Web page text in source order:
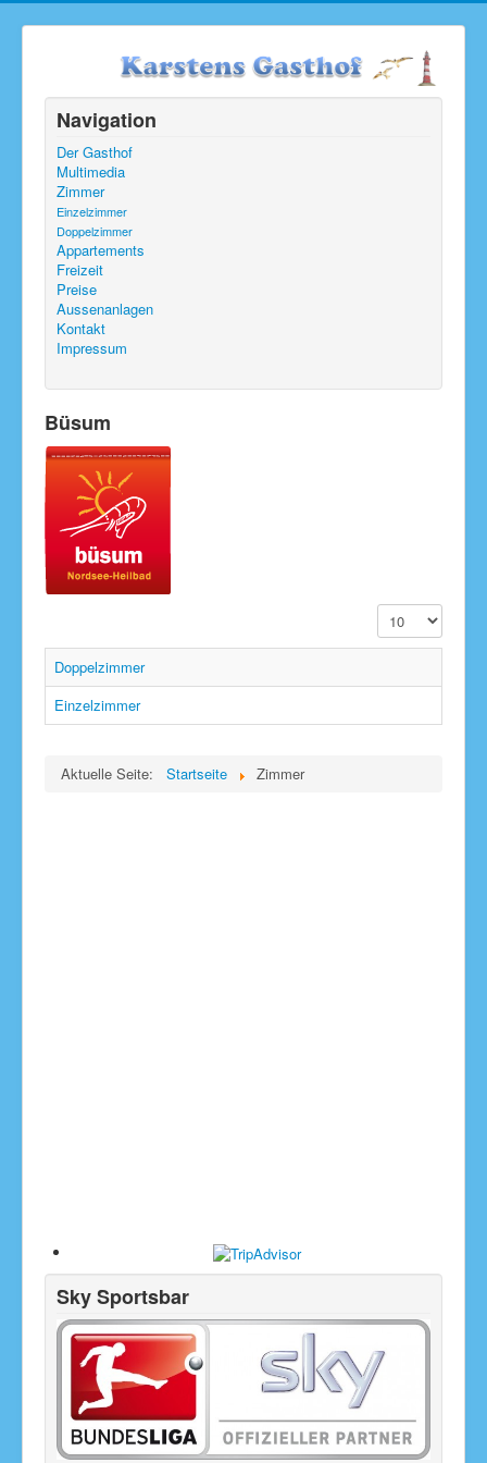
Navigation
Der Gasthof
Multimedia
Zimmer
Einzelzimmer
Doppelzimmer
Appartements
Freizeit
Preise
Aussenanlagen
Kontakt
Impressum
Büsum
Anzeige #
Doppelzimmer
Einzelzimmer
Aktuelle Seite: Startseite Zimmer
Sky Sportsbar